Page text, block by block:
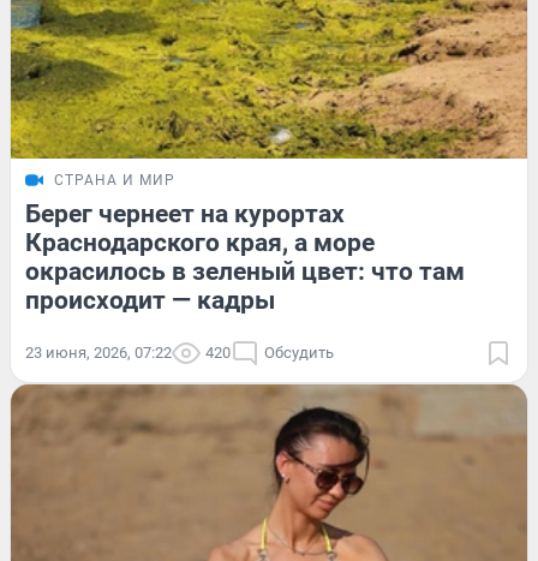
СТРАНА И МИР
Берег чернеет на курортах
Краснодарского края, а море
окрасилось в зеленый цвет: что там
происходит — кадры
23 июня, 2026, 07:22 420 Обсудить